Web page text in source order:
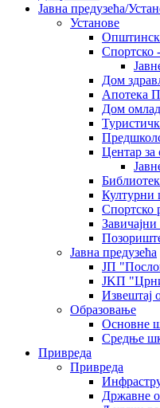
Јавна предузећа/
Установе
Спортско
Дом
Апотека
Дом
Центар за
Културни
Спортско
Јавна предузећа
ЈП
ЈKП
Извештај
Образовање
Основне
Средње
Привреда
Привреда
Државне